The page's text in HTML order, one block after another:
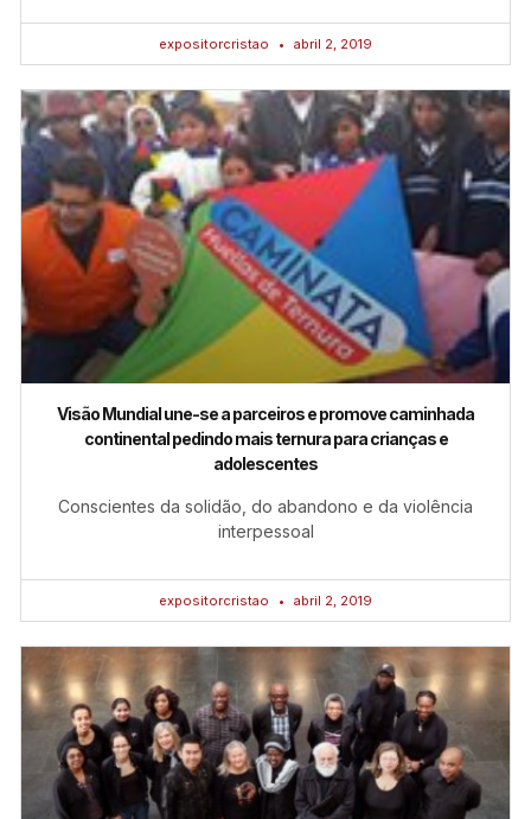
expositorcristao abril 2, 2019
Visão Mundial une-se a parceiros e promove caminhada
continental pedindo mais ternura para crianças e
adolescentes
Conscientes da solidão, do abandono e da violência
interpessoal
expositorcristao abril 2, 2019